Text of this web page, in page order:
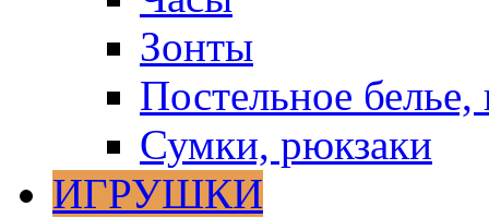
Зонты
Постельное белье,
Сумки, рюкзаки
ИГРУШКИ